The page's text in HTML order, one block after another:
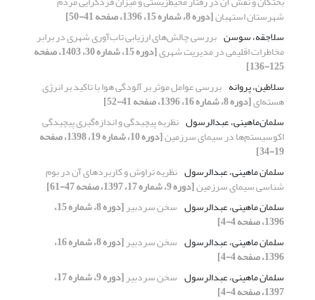
شهرستان استهبان[دوره 8، شماره 15، 1396، صفحه 41-50]
سلاجقه، سوسن بررسی چالش‌‌های ارزیابی تاب‌آوری شهری در برابر
مخاطرات اقلیمی در مدیریت شهری [دوره 15، شماره 30، 1403، صفحه
125-136]
سلاطین، پروانه بررسی عوامل موثر بر آلودگی هوا با تاکید بر انرژی
هسته‌ای[دوره 8، شماره 16، 1396، صفحه 41-52]
سلمان‌‌ماهینی، عبدالرسول نظریه پیچیدگی و اندازه‌‌گیری پیچیدگی
اکوسیستم‌‌ها در سیمای سرزمین [دوره 10، شماره 19، 1398، صفحه
19-34]
سلمان ‌‌ماهینی، عبدالرسول نظریه تراوش و کاربردهای آن در بوم
‌‌شناسی سیمای سرزمین[دوره 9، شماره 17، 1397، صفحه 47-61]
سلمان ماهینی، عبدالرسول سخن سردبیر [دوره 8، شماره 15،
1396، صفحه 4-4]
سلمان ماهینی، عبدالرسول سخن سردبیر [دوره 8، شماره 16،
1396، صفحه 4-4]
سلمان ماهینی، عبدالرسول سخن سردبیر [دوره 9، شماره 17،
1397، صفحه 4-4]